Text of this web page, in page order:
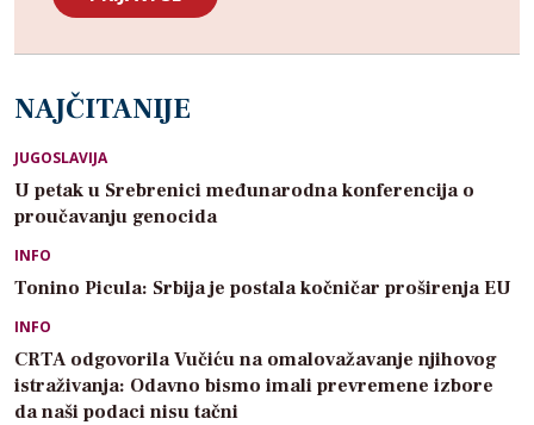
NAJČITANIJE
JUGOSLAVIJA
U petak u Srebrenici međunarodna konferencija o
proučavanju genocida
INFO
Tonino Picula: Srbija je postala kočničar proširenja EU
INFO
CRTA odgovorila Vučiću na omalovažavanje njihovog
istraživanja: Odavno bismo imali prevremene izbore
da naši podaci nisu tačni